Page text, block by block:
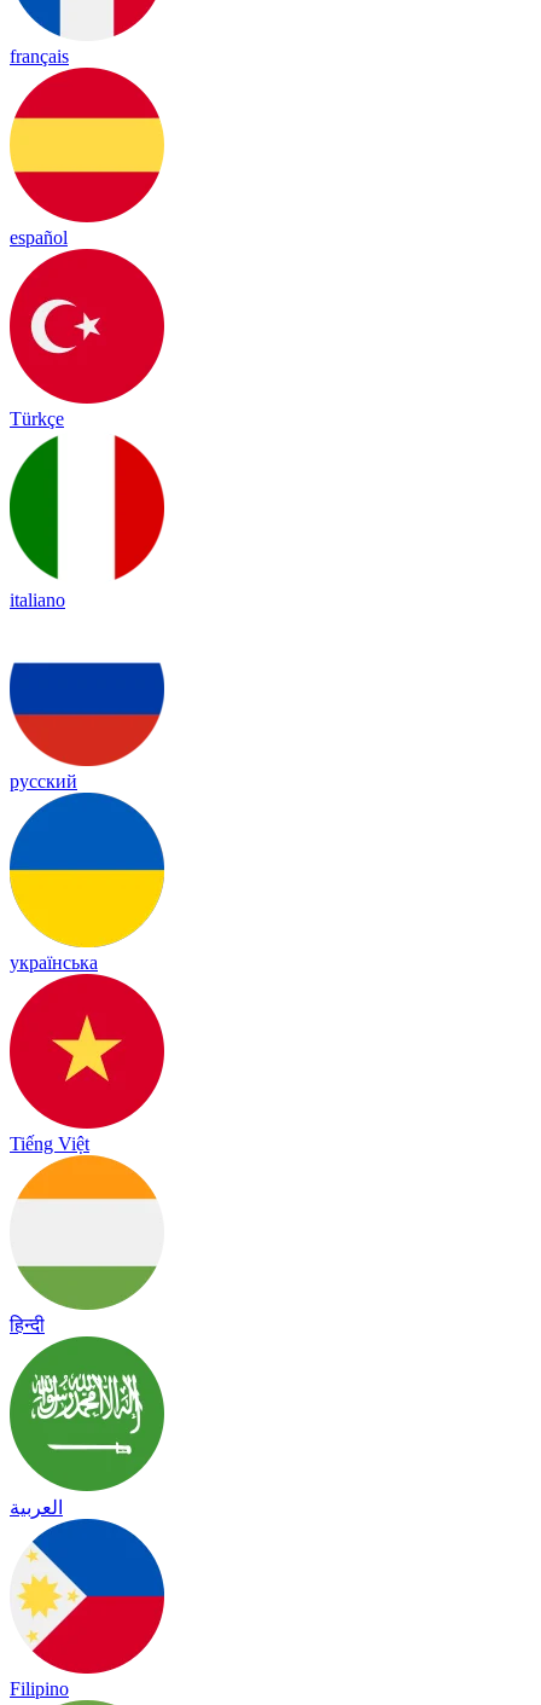
français
español
Türkçe
italiano
русский
українська
Tiếng Việt
हिन्दी
العربية
Filipino